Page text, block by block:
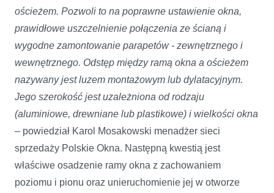
ościeżem. Pozwoli to na poprawne ustawienie okna,
prawidłowe uszczelnienie połączenia ze ścianą i
wygodne zamontowanie parapetów - zewnętrznego i
wewnętrznego. Odstęp między ramą okna a ościeżem
nazywany jest luzem montażowym lub dylatacyjnym.
Jego szerokość jest uzależniona od rodzaju
(aluminiowe, drewniane lub plastikowe) i wielkości okna
– powiedział Karol Mosakowski menadżer sieci
sprzedaży Polskie Okna. Następną kwestią jest
właściwe osadzenie ramy okna z zachowaniem
poziomu i pionu oraz unieruchomienie jej w otworze